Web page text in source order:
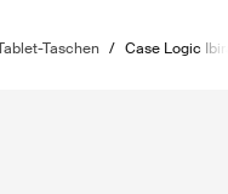
Taschen / Case Logic